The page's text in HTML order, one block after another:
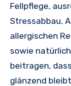
Fellpflege,
Stressabbau,
allergischen
sowie
beitragen,
glänzend